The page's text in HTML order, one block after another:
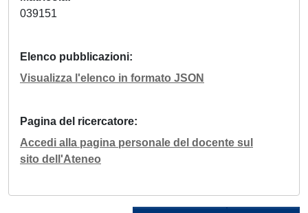
039151
Elenco pubblicazioni
Visualizza l'elenco in formato JSON
Pagina del ricercatore
Accedi alla pagina personale del docente sul
sito dell'Ateneo